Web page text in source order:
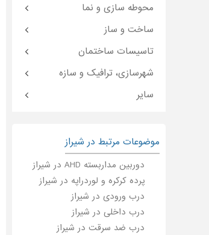
محوطه سازی و نما
ساخت و ساز
تاسیسات ساختمان
شهرسازی، ترافیک و سازه
سایر
موضوعات مرتبط در شیراز
دوربین مداربسته AHD در شیراز
پرده کرکره و لوردراپه در شیراز
درب ورودی در شیراز
درب داخلی در شیراز
درب ضد سرقت در شیراز